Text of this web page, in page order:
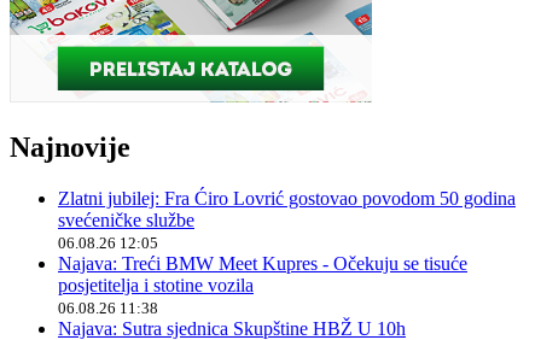
Najnovije
Zlatni jubilej: Fra Ćiro Lovrić gostovao povodom 50 godina
svećeničke službe
06.08.26 12:05
Najava: Treći BMW Meet Kupres - Očekuju se tisuće
posjetitelja i stotine vozila
06.08.26 11:38
Najava: Sutra sjednica Skupštine HBŽ U 10h